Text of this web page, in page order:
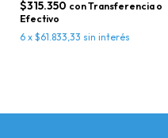
$315.350 conTransferencia o
Efectivo
6 x $61.833,33 sin interés